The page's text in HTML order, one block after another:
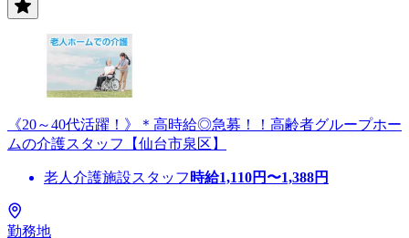
《20～40代活躍！》＊高時給◎急募！！高齢者グループホー
ムの介護スタッフ【仙台市泉区】
老人介護施設スタッフ 時給1,110円〜1,388円
勤務地